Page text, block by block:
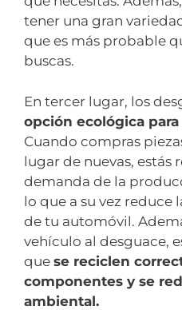
tener una gran
que es más probable
buscas.
En tercer lugar, los
opción ecológica
Cuando compras
lugar de nuevas, estás
demanda de la
lo que a su vez reduce
de tu automóvil.
vehículo al desguace,
que se reciclen
componentes y se
ambiental.